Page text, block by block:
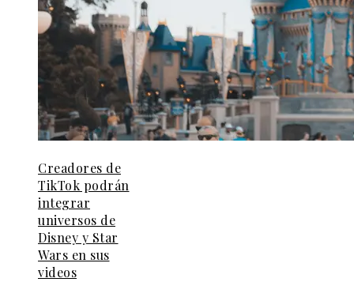
Creadores de
TikTok podrán
integrar
universos de
Disney y Star
Wars en sus
videos